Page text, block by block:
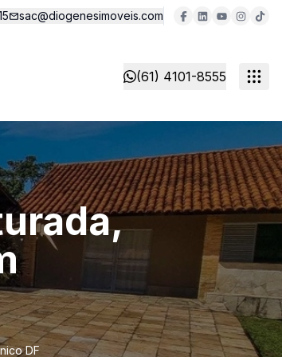
sac@diogenesimoveis.com
(61) 4101-8555
DF